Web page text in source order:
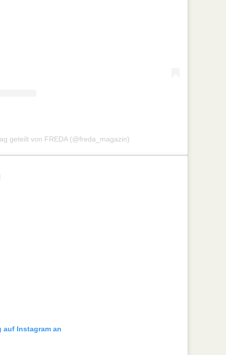
geteilt von FREDA (@freda_magazin)
auf Instagram an